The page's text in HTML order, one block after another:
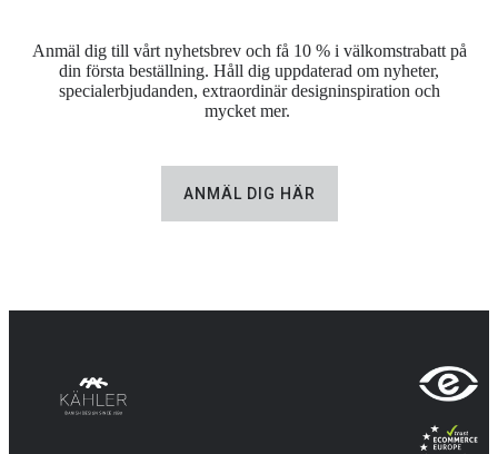
Anmäl dig till vårt nyhetsbrev och få 10 % i välkomstrabatt på
din första beställning. Håll dig uppdaterad om nyheter,
specialerbjudanden, extraordinär designinspiration och
mycket mer.
ANMÄL DIG HÄR